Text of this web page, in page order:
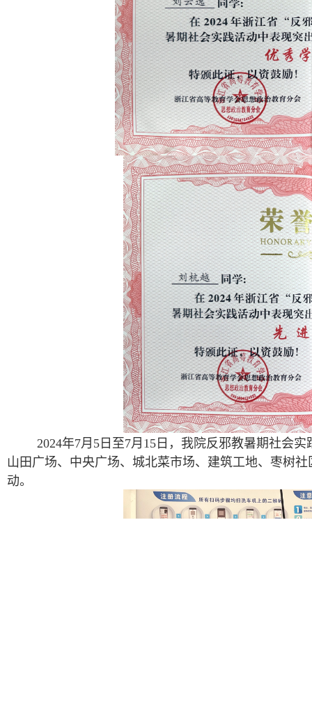
2024年7月 5日至7月 15日，我院反邪教暑期社会实
山田广场、中央广场、城北菜市场、建筑工地、枣树
动。